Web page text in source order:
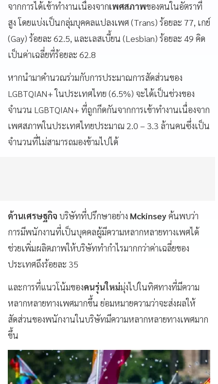
จากการได้เข้าทำงานเนื่องจากเพศสภาพของตนในอัตราที่
สูง โดยแบ่งเป็นกลุ่มบุคคลแปลงเพศ (Trans) ร้อยละ 77, เกย์
(Gay) ร้อยละ 62.5, และเลสเบี้ยน (Lesbian) ร้อยละ 49 คิด
เป็นค่าเฉลี่ยที่ร้อยละ 62.8
หากนำมาคำนวณร่วมกับการประมาณการสัดส่วนของ
LGBTQIAN+ ในประเทศไทย (6.5%) จะได้เป็นช่วงของ
จำนวน LGBTQIAN+ ที่ถูกกีดกันจากการเข้าทำงานเนื่องจาก
เพศสภาพในประเทศไทยประมาณ 2.0 – 3.3 ล้านคนซึ่งเป็น
จำนวนที่ไม่สามารถมองข้ามไปได้
ด้านเศรษฐกิจ บริษัทที่ปรึกษาอย่าง Mckinseyค้นพบว่า
การมีพนักงานที่เป็นบุคคลผู้มีความหลากหลายทางเพศได้
ช่วยเพิ่มผลิตภาพให้บริษัททำกำไรมากกว่าค่าเฉลี่ยของ
ประเทศถึงร้อยละ 35
และการที่แนวโน้มของคนรุ่นใหม่มุ่งไปในทิศทางที่มีความ
หลากหลายทางเพศมากขึ้น ย่อมหมายความว่าจะส่งผลให้
สัดส่วนของพนักงานในบริษัทมีความหลากหลายทางเพศมาก
ขึ้น